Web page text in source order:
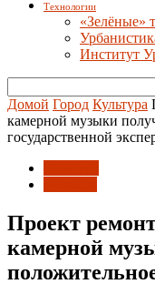
Технологии
«Зелёные»
Институт
Домой Город Культура
камерной музыки
государственной
Проект
камерной